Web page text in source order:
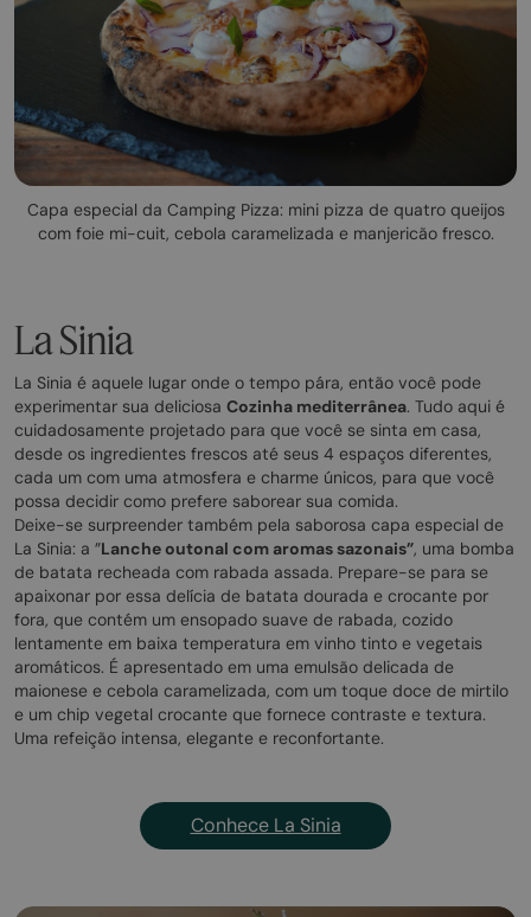
Capa especial da Camping Pizza: mini pizza de quatro queijos
com foie mi-cuit, cebola caramelizada e manjericão fresco.
La Sinia
La Sinia é aquele lugar onde o tempo pára, então você pode
experimentar sua deliciosa Cozinha mediterrânea. Tudo aqui é
cuidadosamente projetado para que você se sinta em casa,
desde os ingredientes frescos até seus 4 espaços diferentes,
cada um com uma atmosfera e charme únicos, para que você
possa decidir como prefere saborear sua comida.
Deixe-se surpreender também pela saborosa capa especial de
La Sinia: a ”Lanche outonal com aromas sazonais”, uma bomba
de batata recheada com rabada assada. Prepare-se para se
apaixonar por essa delícia de batata dourada e crocante por
fora, que contém um ensopado suave de rabada, cozido
lentamente em baixa temperatura em vinho tinto e vegetais
aromáticos. É apresentado em uma emulsão delicada de
maionese e cebola caramelizada, com um toque doce de mirtilo
e um chip vegetal crocante que fornece contraste e textura.
Uma refeição intensa, elegante e reconfortante.
Conhece La Sinia